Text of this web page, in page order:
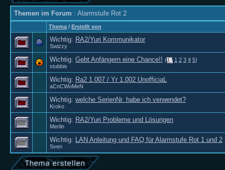
Themen im Forum : Alarmstufe Rot 2
Thema / Erstellt von
Wichtig: RA2/Yuri Kommunikator
Swizzy
Wichtig: Gebt Anfängern eine Chance!! ( 1 2 3 4 5)
stubbis
Wichtig: Ra2 1.007 / Yr 1.002 UnofficiaL
aCnCWoMeN
Wichtig: welche SerienNr. habe ich verwendet?
Kroko
Wichtig: RA2/Yuri Probleme und Lösungen
Merlin
Wichtig: LAN Anleitung und FAQ für Alarmstufe Rot 1 und 2
Sven